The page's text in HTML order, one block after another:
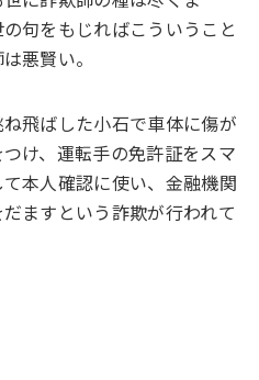
句をもじればこういうこと
悪賢い。
飛ばした小石で車体に傷が
け、運転手の免許証をスマ
本人確認に使い、金融機関
ますという詐欺が行われて